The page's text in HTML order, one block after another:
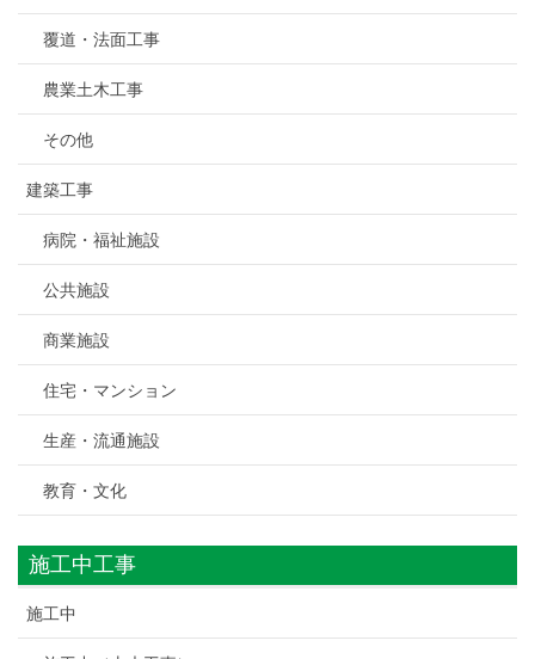
覆道・法面工事
農業土木工事
その他
建築工事
病院・福祉施設
公共施設
商業施設
住宅・マンション
生産・流通施設
教育・文化
施工中工事
施工中